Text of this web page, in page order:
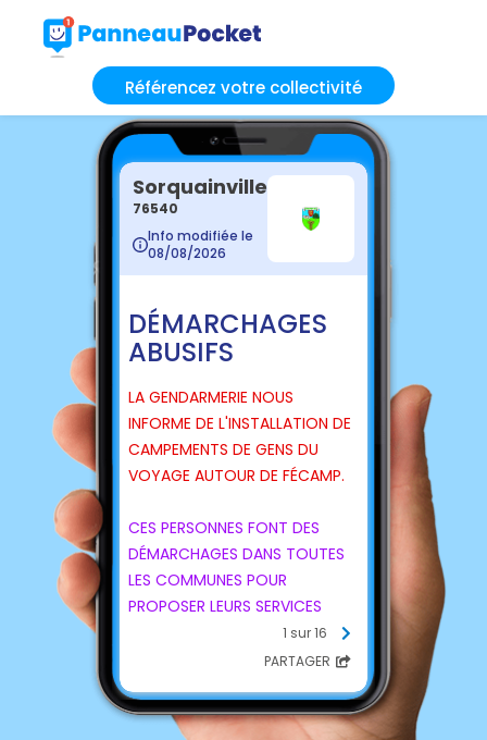
Référencez votre collectivité
Sorquainville
76540
Info modifiée le
08/08/2026
DÉMARCHAGES
ABUSIFS
LA GENDARMERIE NOUS
INFORME DE L'INSTALLATION DE
CAMPEMENTS DE GENS DU
VOYAGE AUTOUR DE FÉCAMP.
CES PERSONNES FONT DES
DÉMARCHAGES DANS TOUTES
LES COMMUNES POUR
PROPOSER LEURS SERVICES
(ENTRETIEN, NETTOYAGE,
JARDINS, TOITURES...)
SIGNALÉS COMME TRÈS
1 sur 16
PARTAGER